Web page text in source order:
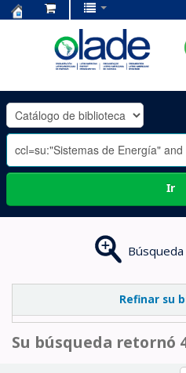
OLADE
-
Ir
Refinar su
Su búsqueda retornó